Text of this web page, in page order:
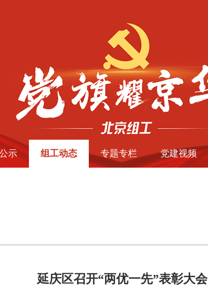
示 组工动态 专题专栏 党建视频
延庆区召开“两优一先”表彰大会